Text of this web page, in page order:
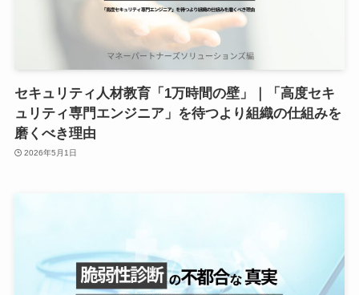
セキュリティ人材教育「1万時間の壁」｜「高度セキ
ュリティ専門エンジニア」を待つより組織の仕組みを
磨くべき理由
2026年5月1日